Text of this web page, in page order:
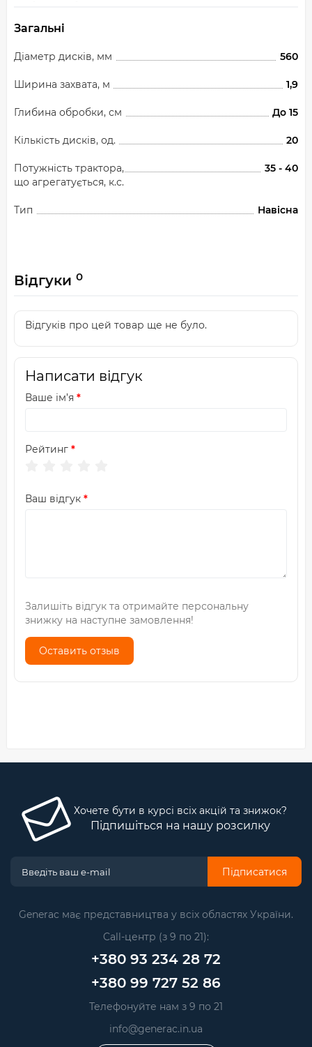
Загальні
Діаметр дисків, мм 560
Ширина захвата, м 1,9
Глибина обробки, см До 15
Кількість дисків, од. 20
Потужність трактора,
що агрегатується, к.с.
35 - 40
Тип Навісна
Відгуки 0
Відгуків про цей товар ще не було.
Написати відгук
Ваше ім’я
Рейтинг
Ваш відгук
Залишіть відгук та отримайте персональну
знижку на наступне замовлення!
Оставить отзыв
Хочете бути в курсі всіх акцій та знижок?
Підпишіться на нашу розсилку
Підписатися
Generac має представництва у всіх областях України.
Call-центр (з 9 по 21):
+380 93 234 28 72
+380 99 727 52 86
Телефонуйте нам з 9 по 21
info@generac.in.ua